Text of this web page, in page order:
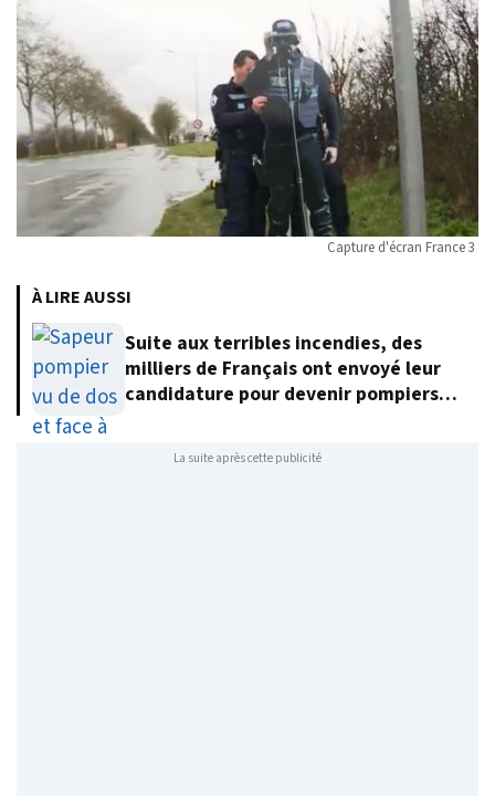
Capture d'écran France 3
À LIRE AUSSI
Suite aux terribles incendies, des
milliers de Français ont envoyé leur
candidature pour devenir pompiers
La suite après cette publicité